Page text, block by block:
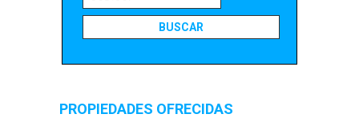
PROPIEDADES OFRECIDAS